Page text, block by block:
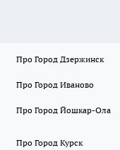
Про Город Дзержинск
Про Город Иваново
Про Город Йошкар-Ола
Про Город Курск